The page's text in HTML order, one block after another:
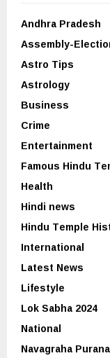
Andhra Pradesh
Assembly-
Astro Tips
Astrology
Business
Crime
Entertainment
Famous Hindu
Health
Hindi news
Hindu Temple
International
Latest News
Lifestyle
Lok Sabha 2024
National
Navagraha Purana